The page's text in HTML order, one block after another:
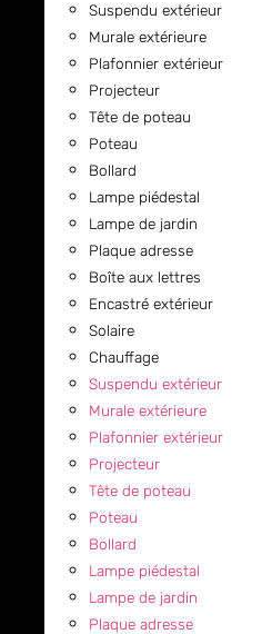
Suspendu extérieur
Murale extérieure
Plafonnier extérieur
Projecteur
Tête de poteau
Poteau
Bollard
Lampe piédestal
Lampe de jardin
Plaque adresse
Boîte aux lettres
Encastré extérieur
Solaire
Chauffage
Suspendu extérieur
Murale extérieure
Plafonnier extérieur
Projecteur
Tête de poteau
Poteau
Bollard
Lampe piédestal
Lampe de jardin
Plaque adresse